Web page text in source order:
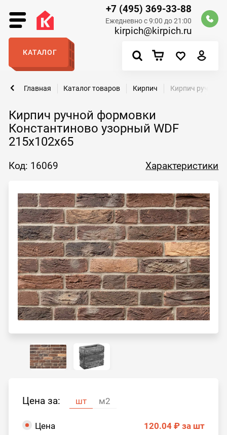
+7 (495) 369-33-88
Ежедневно с 9:00 до 21:00
kirpich@kirpich.ru
КАТАЛОГ
Кирпич ручной формовки
Константиново узорный WDF
215x102x65
Главная Каталог товаров Кирпич Кирпич ручной
Код: 16069 Характеристики
Цена за: шт м2
Цена 120.04 ₽ за шт